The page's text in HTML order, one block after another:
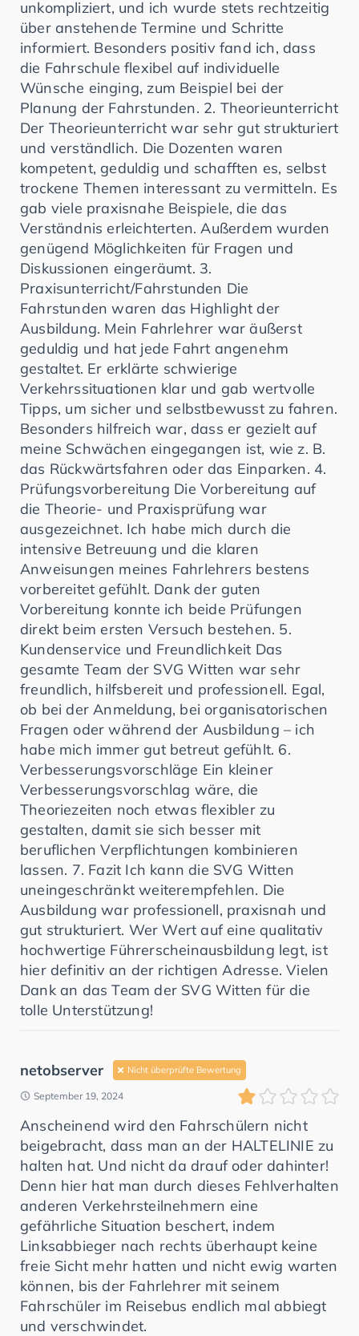
unkompliziert, und ich wurde stets rechtzeitig
über anstehende Termine und Schritte
informiert. Besonders positiv fand ich, dass
die Fahrschule flexibel auf individuelle
Wünsche einging, zum Beispiel bei der
Planung der Fahrstunden. 2. Theorieunterricht
Der Theorieunterricht war sehr gut strukturiert
und verständlich. Die Dozenten waren
kompetent, geduldig und schafften es, selbst
trockene Themen interessant zu vermitteln. Es
gab viele praxisnahe Beispiele, die das
Verständnis erleichterten. Außerdem wurden
genügend Möglichkeiten für Fragen und
Diskussionen eingeräumt. 3.
Praxisunterricht/Fahrstunden Die
Fahrstunden waren das Highlight der
Ausbildung. Mein Fahrlehrer war äußerst
geduldig und hat jede Fahrt angenehm
gestaltet. Er erklärte schwierige
Verkehrssituationen klar und gab wertvolle
Tipps, um sicher und selbstbewusst zu fahren.
Besonders hilfreich war, dass er gezielt auf
meine Schwächen eingegangen ist, wie z. B.
das Rückwärtsfahren oder das Einparken. 4.
Prüfungsvorbereitung Die Vorbereitung auf
die Theorie- und Praxisprüfung war
ausgezeichnet. Ich habe mich durch die
intensive Betreuung und die klaren
Anweisungen meines Fahrlehrers bestens
vorbereitet gefühlt. Dank der guten
Vorbereitung konnte ich beide Prüfungen
direkt beim ersten Versuch bestehen. 5.
Kundenservice und Freundlichkeit Das
gesamte Team der SVG Witten war sehr
freundlich, hilfsbereit und professionell. Egal,
ob bei der Anmeldung, bei organisatorischen
Fragen oder während der Ausbildung – ich
habe mich immer gut betreut gefühlt. 6.
Verbesserungsvorschläge Ein kleiner
Verbesserungsvorschlag wäre, die
Theoriezeiten noch etwas flexibler zu
gestalten, damit sie sich besser mit
beruflichen Verpflichtungen kombinieren
lassen. 7. Fazit Ich kann die SVG Witten
uneingeschränkt weiterempfehlen. Die
Ausbildung war professionell, praxisnah und
gut strukturiert. Wer Wert auf eine qualitativ
hochwertige Führerscheinausbildung legt, ist
hier definitiv an der richtigen Adresse. Vielen
Dank an das Team der SVG Witten für die
tolle Unterstützung!
netobserver Nicht überprüfte Bewertung
September 19, 2024
Anscheinend wird den Fahrschülern nicht
beigebracht, dass man an der HALTELINIE zu
halten hat. Und nicht da drauf oder dahinter!
Denn hier hat man durch dieses Fehlverhalten
anderen Verkehrsteilnehmern eine
gefährliche Situation beschert, indem
Linksabbieger nach rechts überhaupt keine
freie Sicht mehr hatten und nicht ewig warten
können, bis der Fahrlehrer mit seinem
Fahrschüler im Reisebus endlich mal abbiegt
und verschwindet.